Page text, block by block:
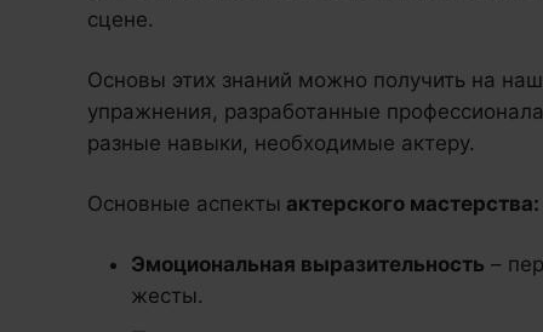
сцене.
Основы этих знаний можно получить на
упражнения, разработанные
разные навыки, необходимые актеру.
Основные аспекты актерского мастерства:
Эмоциональная выразительность –
жесты.